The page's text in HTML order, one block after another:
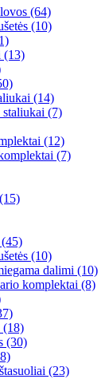
(64)
(10)
(13)
(14)
(7)
(12)
(7)
(10)
dalimi (10)
komplektai (8)
(18)
(30)
(23)